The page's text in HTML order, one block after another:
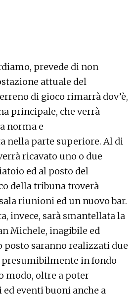
prevede di non
attuale del
di gioco rimarrà dov’è,
principale, che verrà
norma e
nella parte superiore. Al di
ricavato uno o due
ed al posto del
della tribuna troverà
riunioni ed un nuovo bar.
invece, sarà smantellata la
Michele, inagibile ed
saranno realizzati due
in fondo
modo, oltre a poter
eventi buoni anche a